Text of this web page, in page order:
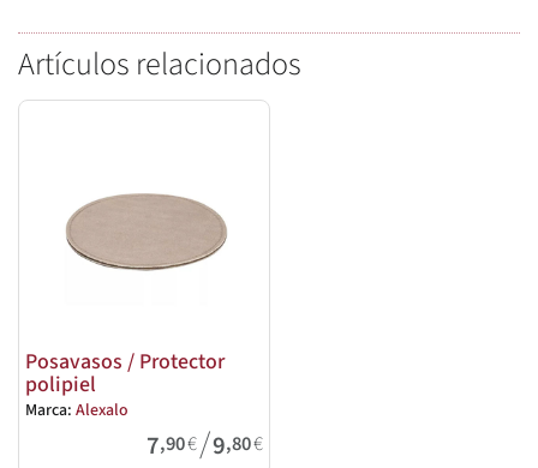
Artículos relacionados
Posavasos / Protector
polipiel
Marca: Alexalo
7,90€/9,80€